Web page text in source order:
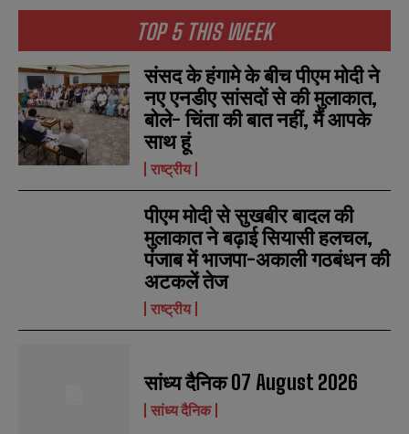
N
N
TOP 5 THIS WEEK
संसद के हंगामे के बीच पीएम मोदी ने
नए एनडीए सांसदों से की मुलाकात,
बोले- चिंता की बात नहीं, मैं आपके
साथ हूं
राष्ट्रीय
पीएम मोदी से सुखबीर बादल की
मुलाकात ने बढ़ाई सियासी हलचल,
पंजाब में भाजपा-अकाली गठबंधन की
अटकलें तेज
राष्ट्रीय
सांध्य दैनिक 07 August 2026
सांध्य दैनिक